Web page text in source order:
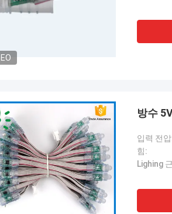
방수
입력 전
힘:
Lighing